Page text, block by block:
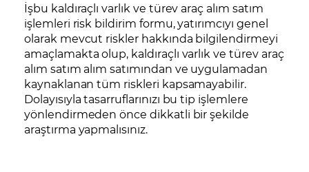
İşbu kaldıraçlı varlık ve türev araç alım satım
işlemleri risk bildirim formu, yatırımcıyı genel
olarak mevcut riskler hakkında bilgilendirmeyi
amaçlamakta olup, kaldıraçlı varlık ve türev araç
alım satım alım satımından ve uygulamadan
kaynaklanan tüm riskleri kapsamayabilir.
Dolayısıyla tasarruflarınızı bu tip işlemlere
yönlendirmeden önce dikkatli bir şekilde
araştırma yapmalısınız.